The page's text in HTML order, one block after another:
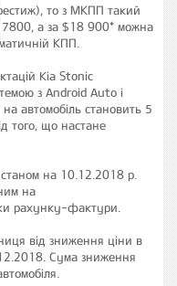
то з МКПП такий
а за $18 900* можна
КПП.
Kia Stonic
з Android Auto і
автомобіль становить 5
того, що настане
на 10.12.2018 р.
на
рахунку-фактури.
від зниження ціни в
Сума зниження